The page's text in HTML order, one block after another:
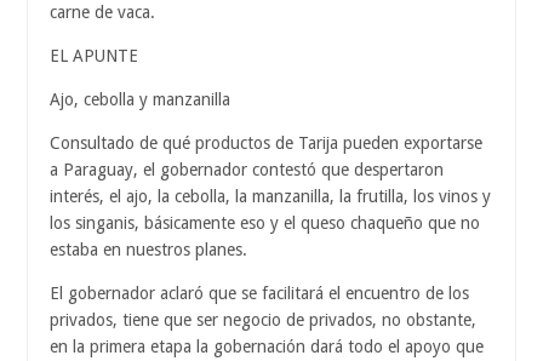
carne de vaca.
EL APUNTE
Ajo, cebolla y manzanilla
Consultado de qué productos de Tarija pueden exportarse
a Paraguay, el gobernador contestó que despertaron
interés, el ajo, la cebolla, la manzanilla, la frutilla, los vinos y
los singanis, básicamente eso y el queso chaqueño que no
estaba en nuestros planes.
El gobernador aclaró que se facilitará el encuentro de los
privados, tiene que ser negocio de privados, no obstante,
en la primera etapa la gobernación dará todo el apoyo que